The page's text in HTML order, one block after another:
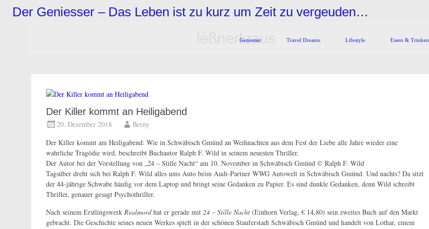
InhaltDer Geniesser – Das Leben ist zu kurz um Zeit zu vergeuden…
Geniesser Travel Dreams Lifestyle Essen & Trinken
leßnerkraus
Der Killer kommt an Heiligabend
20. Dezember 2018
Berny
Der Killer kommt am Heiligabend: Wie in Schwäbisch Gmünd an Weihnachten aus dem Fest der Liebe alle Jahre wieder eine
wahrliche Tragödie wird, beschreibt Buchautor Ralph F. Wild in seinem neuesten Thriller.
Der Autor bei der Vorstellung von „24 – Stille Nacht“ am 10. November in Schwäbisch Gmünd © Ralph F. Wild
Tagsüber dreht sich bei Ralph F. Wild alles ums Auto beim Audi-Partner WWG Autowelt in Schwäbisch Gmünd. Und nachts? Da sitzt
der 44-jährige Schwabe häufig vor dem Laptop und bringt seine Gedanken zu Papier. Es sind dunkle Gedanken, denn Wild schreibt
Thriller, genauer gesagt Psychothriller.
Nach seinem Erstlingswerk Realmordhat er gerade mit 24 – Stille Nacht (Einhorn Verlag, € 14,80) sein zweites Buch auf den Markt
gebracht. Die Geschichte seines neuen Werkes spielt in der schönen Stauferstadt Schwäbisch Gmünd und handelt von Lothar, einem